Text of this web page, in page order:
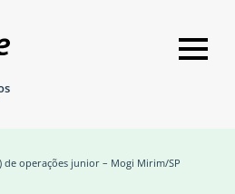
de operações junior – Mogi Mirim/SP